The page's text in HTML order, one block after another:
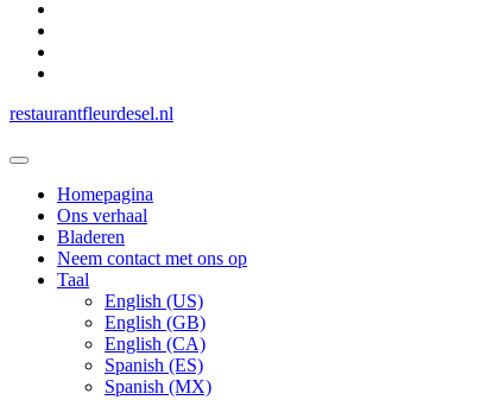
restaurantfleurdesel.nl
Homepagina
Ons verhaal
Bladeren
Neem contact met ons op
Taal
English (US)
English (GB)
English (CA)
Spanish (ES)
Spanish (MX)